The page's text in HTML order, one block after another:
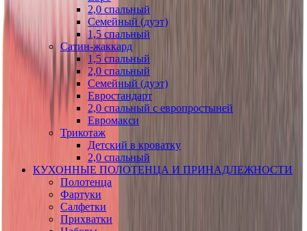
2,0 спальный
Семейный (дуэт)
1,5 спальный
Сатин-жаккард
1,5 спальный
2,0 спальный
Семейный (дуэт)
Евростандарт
2,0 спальный с европростыней
Евромакси
Трикотаж
Детский в кроватку
2,0 спальный
КУХОННЫЕ ПОЛОТЕНЦА И ПРИНАДЛЕЖНОСТИ
Полотенца
Фартуки
Салфетки
Прихватки